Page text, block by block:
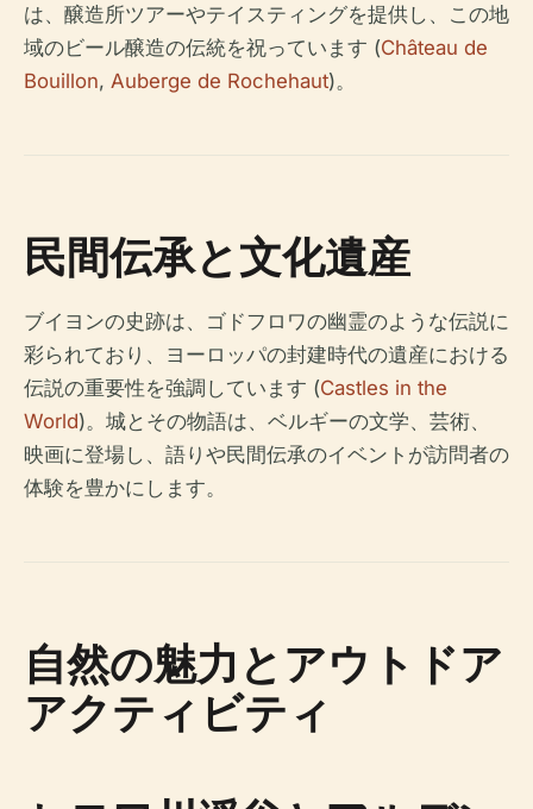
は、醸造所ツアーやテイスティングを提供し、この地
域のビール醸造の伝統を祝っています (Château de
Bouillon, Auberge de Rochehaut)。
民間伝承と文化遺産
ブイヨンの史跡は、ゴドフロワの幽霊のような伝説に
彩られており、ヨーロッパの封建時代の遺産における
伝説の重要性を強調しています (Castles in the
World)。城とその物語は、ベルギーの文学、芸術、
映画に登場し、語りや民間伝承のイベントが訪問者の
体験を豊かにします。
自然の魅力とアウトドア
アクティビティ